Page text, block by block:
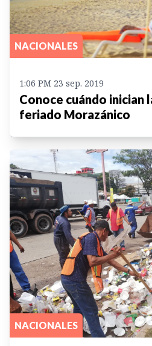
NACIONALES
1:06 PM 23 sep. 2019
Conoce cuándo inician
feriado Morazánico
NACIONALES